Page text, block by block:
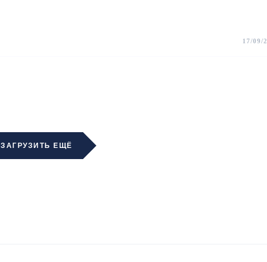
17/09/
ЗАГРУЗИТЬ ЕЩЁ